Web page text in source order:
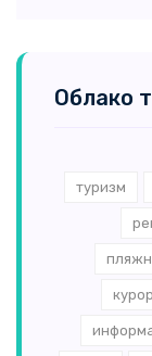
Облако
туризм